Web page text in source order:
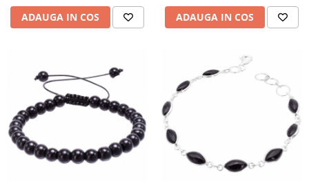
ADAUGA IN COS ADAUGA IN COS